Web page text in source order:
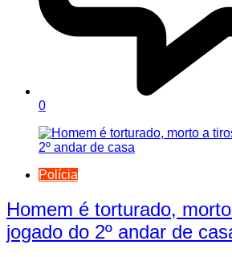
0
Polícia
Homem é torturado,
jogado do 2º andar de